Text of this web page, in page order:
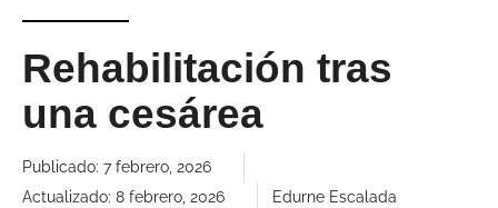
Rehabilitación tras
una cesárea
Publicado: 7 febrero, 2026
Actualizado: 8 febrero, 2026
Edurne Escalada